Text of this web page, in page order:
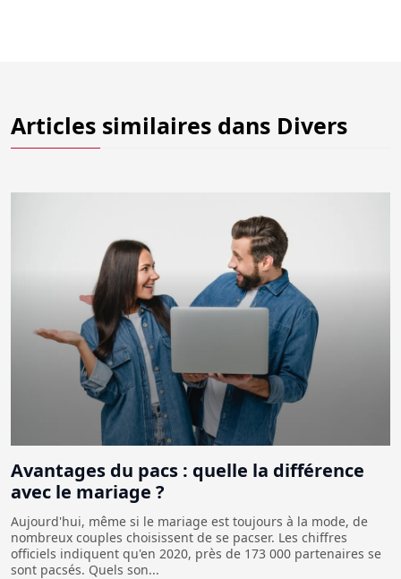
Articles similaires dans Divers
Avantages du pacs : quelle la différence
avec le mariage ?
Aujourd'hui, même si le mariage est toujours à la mode, de
nombreux couples choisissent de se pacser. Les chiffres
officiels indiquent qu'en 2020, près de 173 000 partenaires se
sont pacsés. Quels son...